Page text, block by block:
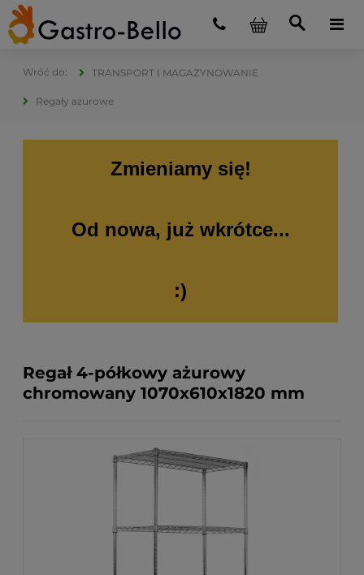
TRANSPORT I MAGAZYNOWANIE
Regały ażurowe
Zmieniamy się!
Od nowa, już wkrótce...
:)
Regał 4-półkowy ażurowy
chromowany 1070x610x1820 mm